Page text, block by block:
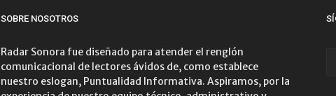
SOBRE NOSOTROS
Radar Sonora fue diseñado para atender el renglón
comunicacional de lectores ávidos de, como establece
nuestro eslogan, Puntualidad Informativa. Aspiramos, por la